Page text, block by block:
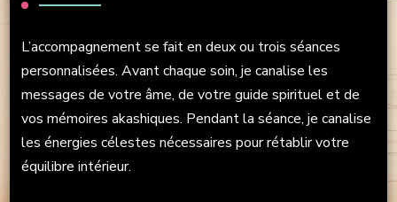
L’accompagnement se fait en deux ou trois séances
personnalisées. Avant chaque soin, je canalise les
messages de votre âme, de votre guide spirituel et de
vos mémoires akashiques. Pendant la séance, je canalise
les énergies célestes nécessaires pour rétablir votre
équilibre intérieur.